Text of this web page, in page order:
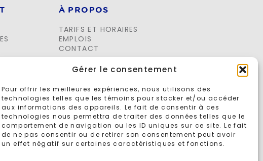
Gérer le consentement
Pour offrir les meilleures expériences, nous utilisons des
technologies telles que les témoins pour stocker et/ou accéder
aux informations des appareils. Le fait de consentir à ces
technologies nous permettra de traiter des données telles que le
comportement de navigation ou les ID uniques sur ce site. Le fait
de ne pas consentir ou de retirer son consentement peut avoir
un effet négatif sur certaines caractéristiques et fonctions.
À PROPOS
TARIFS ET HORAIRES
EMPLOIS
CONTACT